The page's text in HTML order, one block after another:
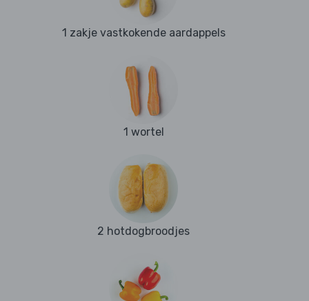
1 zakje vastkokende aardappels
1 wortel
2 hotdogbroodjes